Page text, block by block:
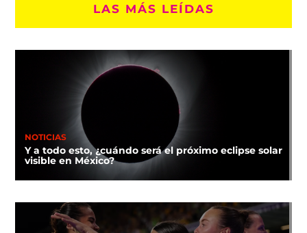
LAS MÁS LEÍDAS
NOTICIAS
Y a todo esto, ¿cuándo será el próximo eclipse solar
visible en México?